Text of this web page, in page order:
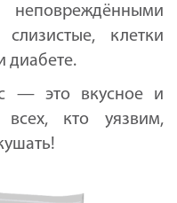
клетки
диабете.
— это вкусное и
кто уязвим,